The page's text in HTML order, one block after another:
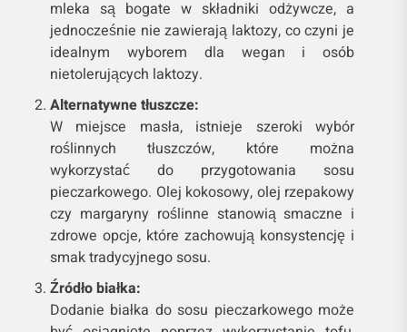
mleka są bogate w składniki odżywcze, a
jednocześnie nie zawierają laktozy, co czyni je
idealnym wyborem dla wegan i osób
nietolerujących laktozy.
Alternatywne tłuszcze:
W miejsce masła, istnieje szeroki wybór
roślinnych tłuszczów, które można
wykorzystać do przygotowania sosu
pieczarkowego. Olej kokosowy, olej rzepakowy
czy margaryny roślinne stanowią smaczne i
zdrowe opcje, które zachowują konsystencję i
smak tradycyjnego sosu.
Źródło białka:
Dodanie białka do sosu pieczarkowego może